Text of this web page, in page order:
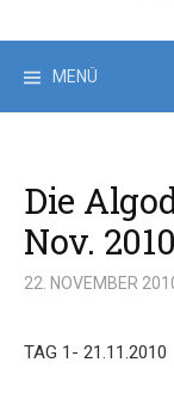
MENÜ
Die
Nov. 2010
22. NOVEMBER
TAG 1- 21.11.2010